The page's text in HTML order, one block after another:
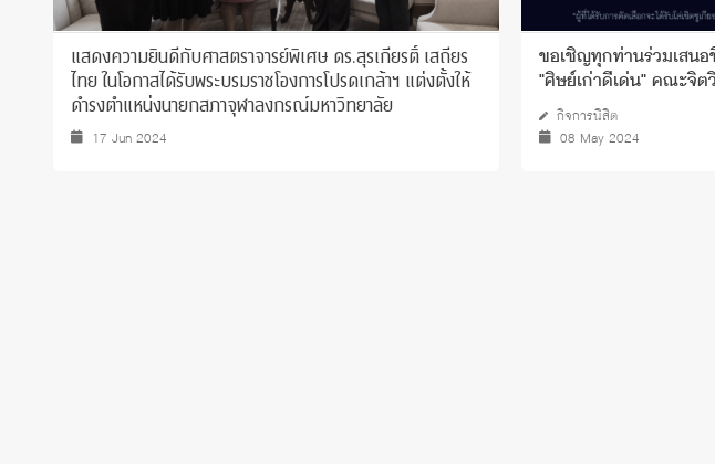
แสดงความยินดีกับศาสตราจารย์พิเศษ ดร.สุรเกียรติ์ เสถียร
ไทย ในโอกาสได้รับพระบรมราชโองการโปรดเกล้าฯ แต่งตั้งให้
ดำรงตำแหน่งนายกสภาจุฬาลงกรณ์มหาวิทยาลัย
17 Jun 2024
ขอเชิญทุกท่านร่วมเสนอ
"ศิษย์เก่าดีเด่น" คณะจิต
กิจการนิสิต
08 May 2024